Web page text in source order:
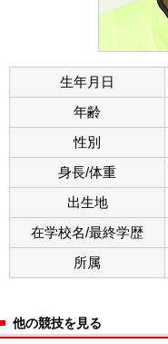
生年月日
年齢
性別
身長/体重
出生地
在学校名/最終学歴
所属
他の競技を見る